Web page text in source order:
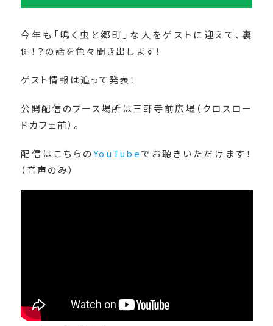
今年も「鳴く虫と郷町」な人をゲストに迎えて、裏
側！？の話を色々聞き出します！
ゲスト情報は追って発表！
公開配信のブース場所は三軒寺前広場（クロスロー
ドカフェ前）。
配信はこちらのYouTubeでお聴きいただけます！
（音声のみ）